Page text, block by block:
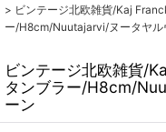
> ビンテージ北欧雑貨/Kaj
ー/H8cm/Nuutajarvi/ヌータヤル
ビンテージ北欧雑貨/
タンブラー/H8cm/
ーン